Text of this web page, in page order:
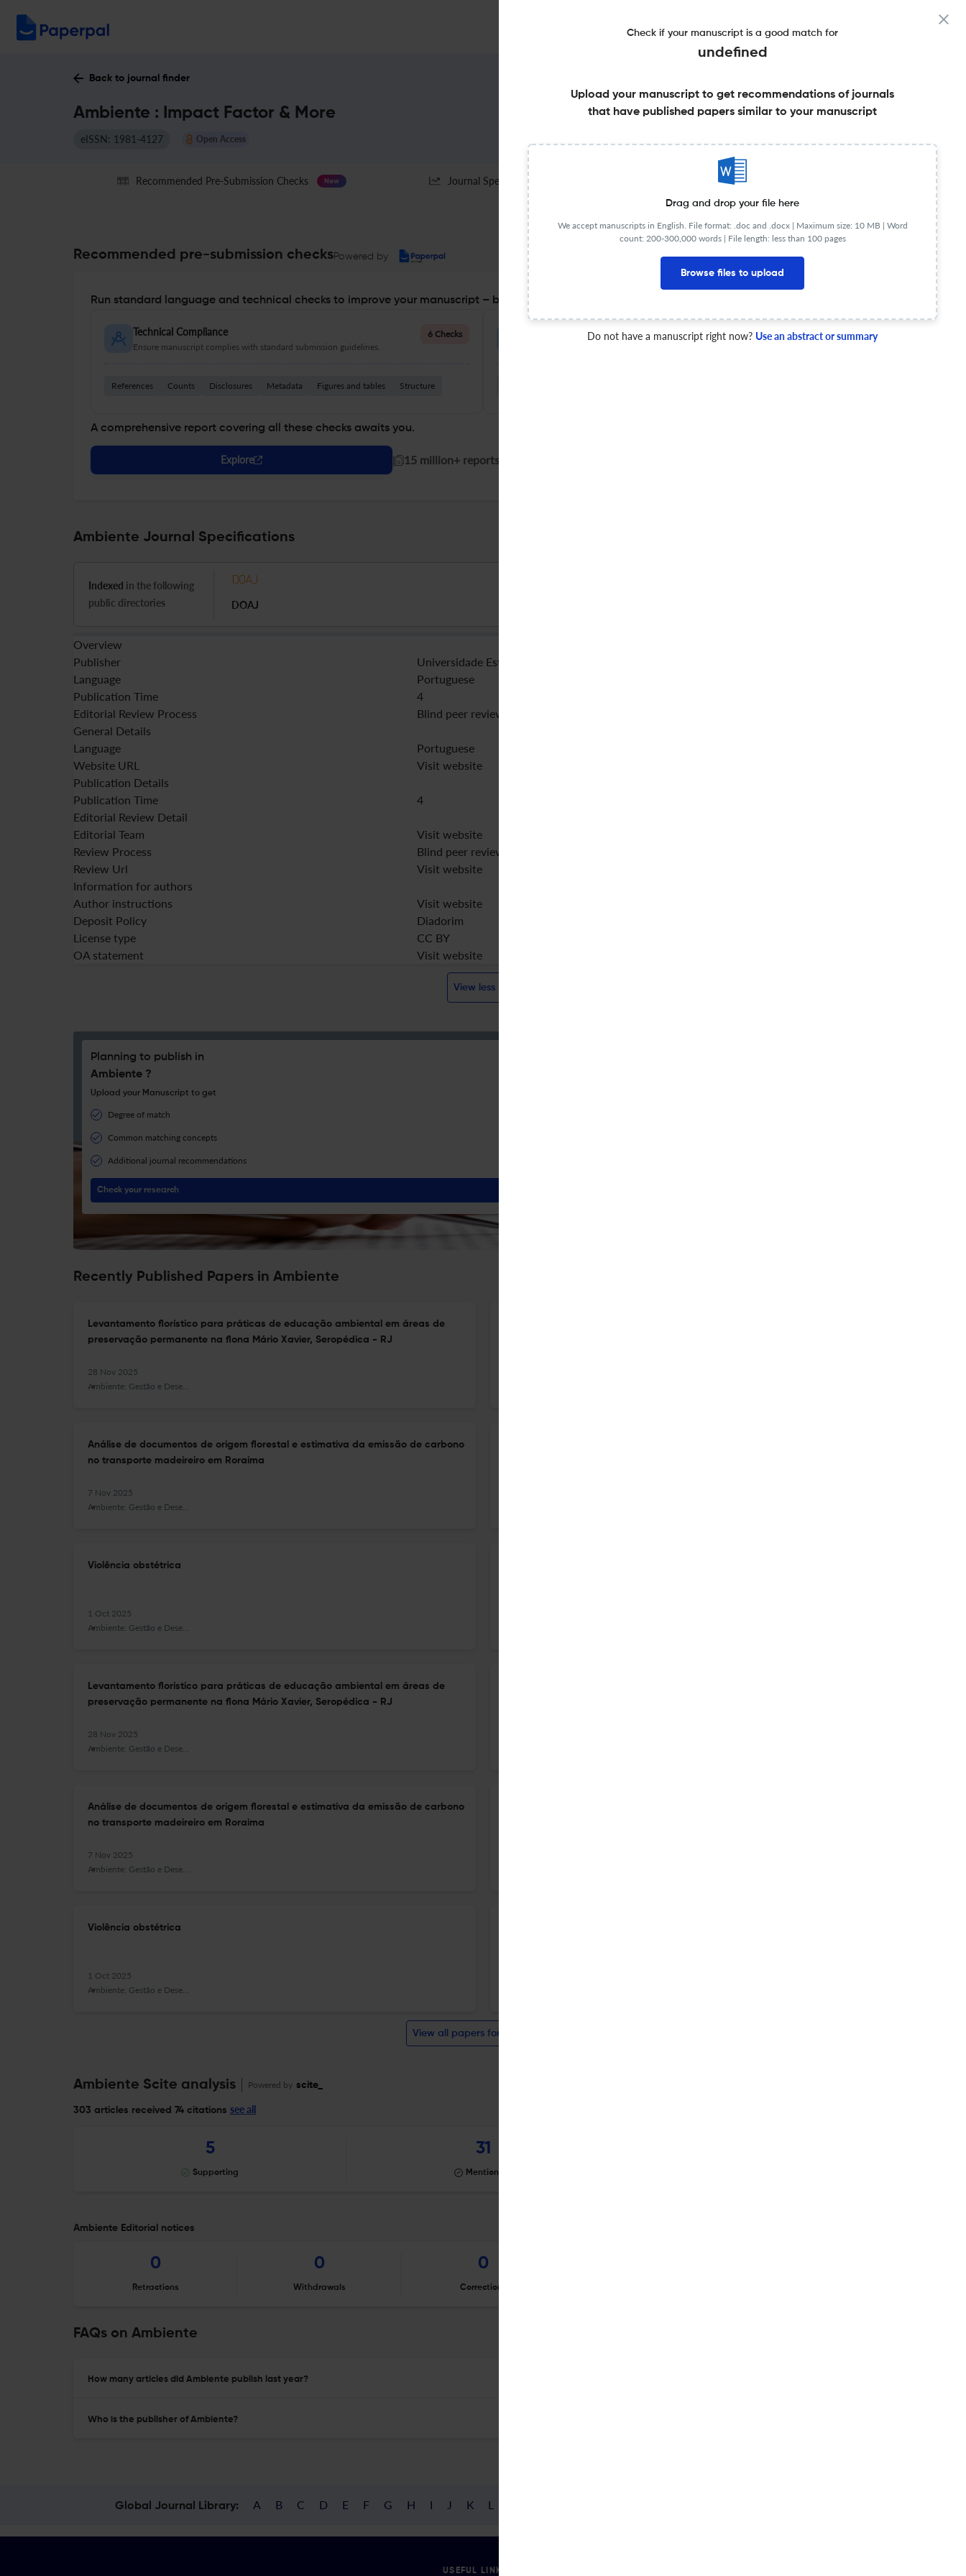
Back to journal finder
Ambiente : Impact Factor & More
eISSN: 1981-4127 Open Access
Recommended Pre-Submission Checks New Journal Specification Published Literature
Recommended pre-submission checksPowered by
Run standard language and technical checks to improve your manuscript – before you submit
Technical Compliance
Ensure manuscript complies with standard submission guidelines.
6 Checks
References Counts Disclosures Metadata Figures and tables Structure
Language Quality 4 Checks
A comprehensive report covering all these checks awaits you.
Explore | 15 million+ reports generated!
Ambiente Journal Specifications
Indexed in the following
public directories
DOAJ
Overview
Publisher
Universidade Estadual de Roraima
Language
Portuguese
Publication Time
4
Editorial Review Process
Blind peer review
General Details
Language
Portuguese
Website URL
Visit website
Publication Details
Publication Time
4
Editorial Review Detail
Editorial Team
Visit website
Review Process
Blind peer review
Review Url
Visit website
Information for authors
Author instructions
Visit website
Deposit Policy
Diadorim
License type
CC BY
OA statement
Visit website
View less
Planning to publish in
Ambiente ?
Upload your Manuscript to get
Degree of match
Common matching concepts
Additional journal recommendations
Check your research
Recently Published Papers in Ambiente
Levantamento florístico para práticas de educação ambiental em áreas de
preservação permanente na flona Mário Xavier, Seropédica - RJ
28 Nov 2025
Ambiente: Gestão e Desenvolvimento
Análise de documentos de origem florestal e estimativa da emissão de carbono
no transporte madeireiro em Roraima
7 Nov 2025
Ambiente: Gestão e Desenvolvimento
Violência obstétrica
1 Oct 2025
Ambiente: Gestão e Desenvolvimento
Levantamento florístico para práticas de educação ambiental em áreas de
preservação permanente na flona Mário Xavier, Seropédica - RJ
28 Nov 2025
Ambiente: Gestão e Desenvolvimento
Análise de documentos de origem florestal e estimativa da emissão de carbono
no transporte madeireiro em Roraima
7 Nov 2025
Ambiente: Gestão e Desenvolvimento
Violência obstétrica
1 Oct 2025
Ambiente: Gestão e Desenvolvimento
View all papers for this journal
Ambiente Scite analysis Powered by scite_
303 articles received 74 citations see all
5
Supporting
31
Mentioning
Ambiente Editorial notices
0
Retractions
0
Withdrawals
0
Corrections
FAQs on Ambiente
How many articles did Ambiente publish last year?
Who is the publisher of Ambiente?
Global Journal Library: A B C D E F G H I J K L
USEFUL LINKS
Check if your manuscript is a good match for
undefined
Upload your manuscript to get recommendations of journals
that have published papers similar to your manuscript
Drag and drop your file here
We accept manuscripts in English. File format: .doc and .docx | Maximum size: 10 MB | Word
count: 200-300,000 words | File length: less than 100 pages
Browse files to upload
Do not have a manuscript right now? Use an abstract or summary